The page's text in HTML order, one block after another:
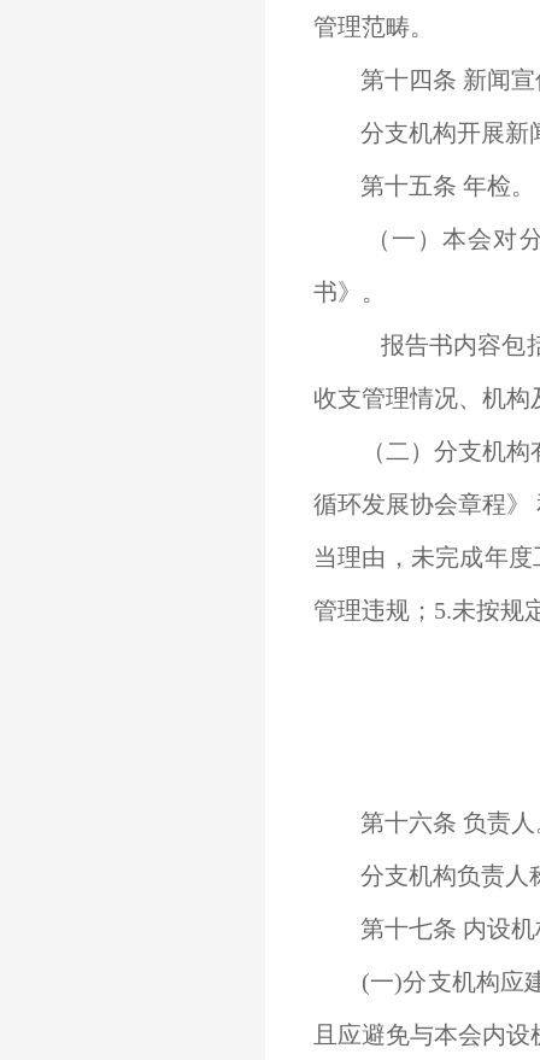
管理范畴。
第十四条 新闻宣
分支机构开展新
第十五条 年检。
（一）本会对分
书》。
报告书内容包
收支管理情况、机
（二）分支机构
循环发展协会章程》
当理由，未完成年
管理违规；5.未按规
第十六条 负责人
分支机构负责人
第十七条 内设机
(一)分支机构应
且应避免与本会内